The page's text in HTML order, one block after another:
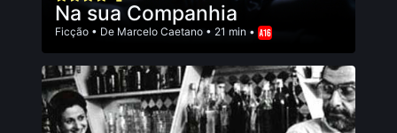
Na sua Companhia
Ficção • De Marcelo Caetano • 21 min •